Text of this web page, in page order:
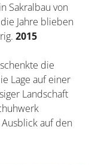
Sakralbau von
Jahre blieben
2015
die
Lage auf einer
Landschaft
auf den